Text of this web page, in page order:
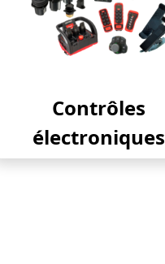
Contrôles
électroniques